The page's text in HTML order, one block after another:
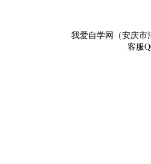
我爱自学网（安庆
客服